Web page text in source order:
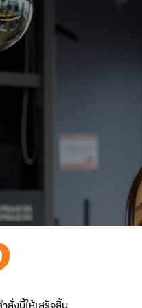
สั่งนี้ให้เสร็จสิ้น